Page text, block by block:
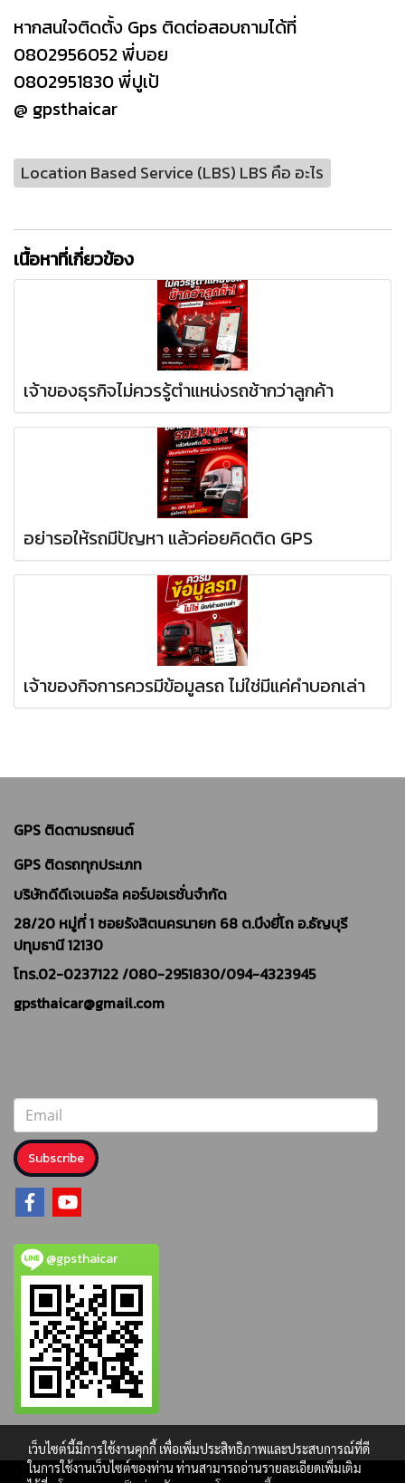
หากสนใจติดตั้ง Gps ติดต่อสอบถามได้ที่
0802956052 พี่บอย
0802951830 พี่ปูเป้
@ gpsthaicar
Location Based Service (LBS) LBS คือ อะไร
เนื้อหาที่เกี่ยวข้อง
เจ้าของธุรกิจไม่ควรรู้ตำแหน่งรถช้ากว่าลูกค้า
อย่ารอให้รถมีปัญหา แล้วค่อยคิดติด GPS
เจ้าของกิจการควรมีข้อมูลรถ ไม่ใช่มีแค่คำบอกเล่า
GPS ติดตามรถยนต์
GPS ติดรถทุกประเภท
บริษัทดีดีเจเนอรัล คอร์ปอเรชั่นจำกัด
28/20 หมู่ที่ 1 ซอยรังสิตนครนายก 68 ต.บึงยี่โถ อ.ธัญบุรี
ปทุมธานี 12130
โทร.02-0237122 /080-2951830/094-4323945
gpsthaicar@gmail.com
Subscribe
@gpsthaicar
เว็บไซต์นี้มีการใช้งานคุกกี้ เพื่อเพิ่มประสิทธิภาพและประสบการณ์ที่ดี
ในการใช้งานเว็บไซต์ของท่าน ท่านสามารถอ่านรายละเอียดเพิ่มเติม